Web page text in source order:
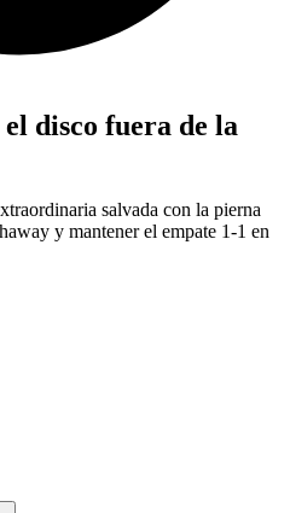
disco fuera de la
salvada con la pierna
y mantener el empate 1-1 en